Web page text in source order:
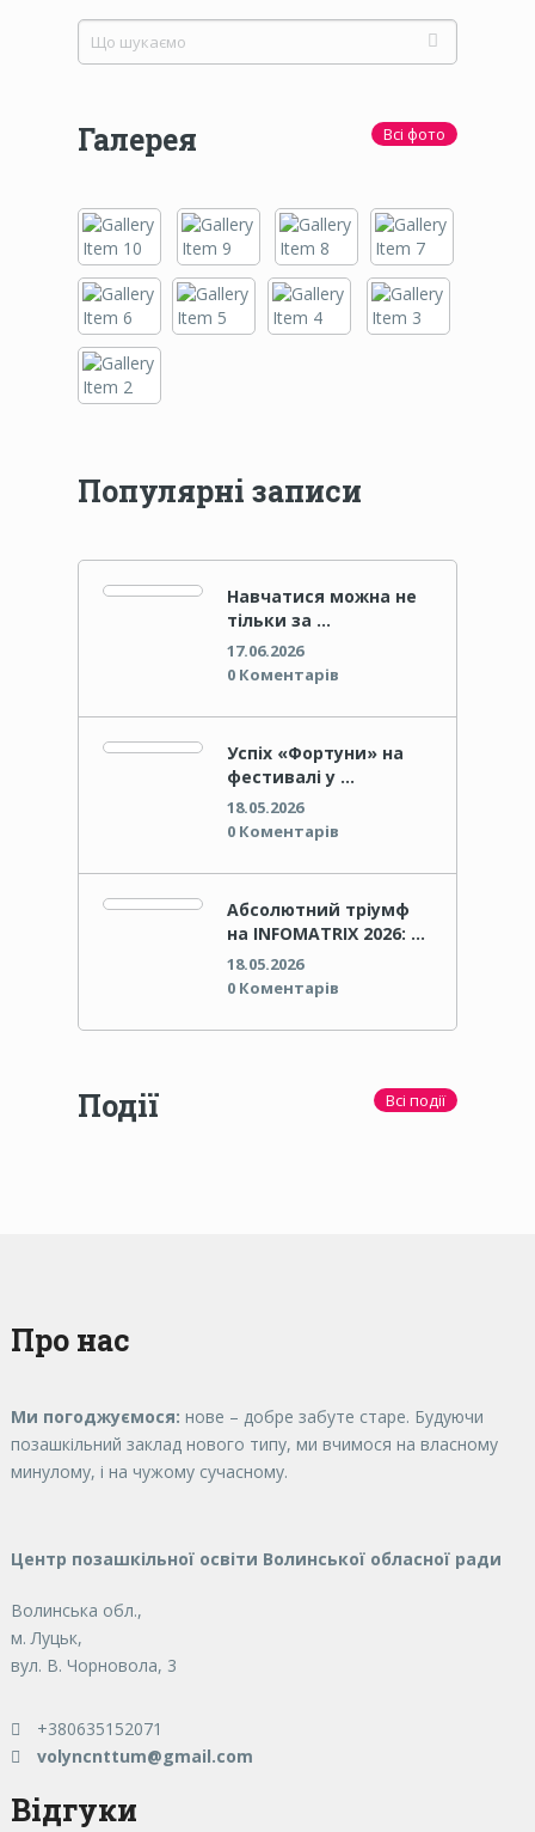
Галерея Всі фото
Популярні записи
Навчатися можна не
тільки за …
17.06.2026
0 Коментарів
Успіх «Фортуни» на
фестивалі у …
18.05.2026
0 Коментарів
Абсолютний тріумф
на INFOMATRIX 2026: …
18.05.2026
0 Коментарів
Події Всі події
Про нас
Ми погоджуємося: нове – добре забуте старе. Будуючи
позашкільний заклад нового типу, ми вчимося на власному
минулому, і на чужому сучасному.
Центр позашкільної освіти Волинської обласної ради
Волинська обл.,
м. Луцьк,
вул. В. Чорновола, 3
+380635152071
volyncnttum@gmail.com
Відгуки